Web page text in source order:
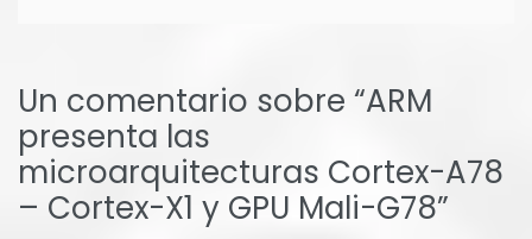
Un comentario sobre “ARM
presenta las
microarquitecturas Cortex-A78
– Cortex-X1 y GPU Mali-G78”